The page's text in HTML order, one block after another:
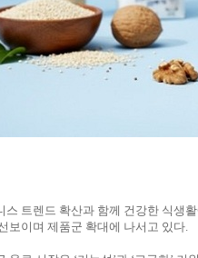
스 트렌드 확산과 함께 건강한 식생
보이며 제품군 확대에 나서고 있다.